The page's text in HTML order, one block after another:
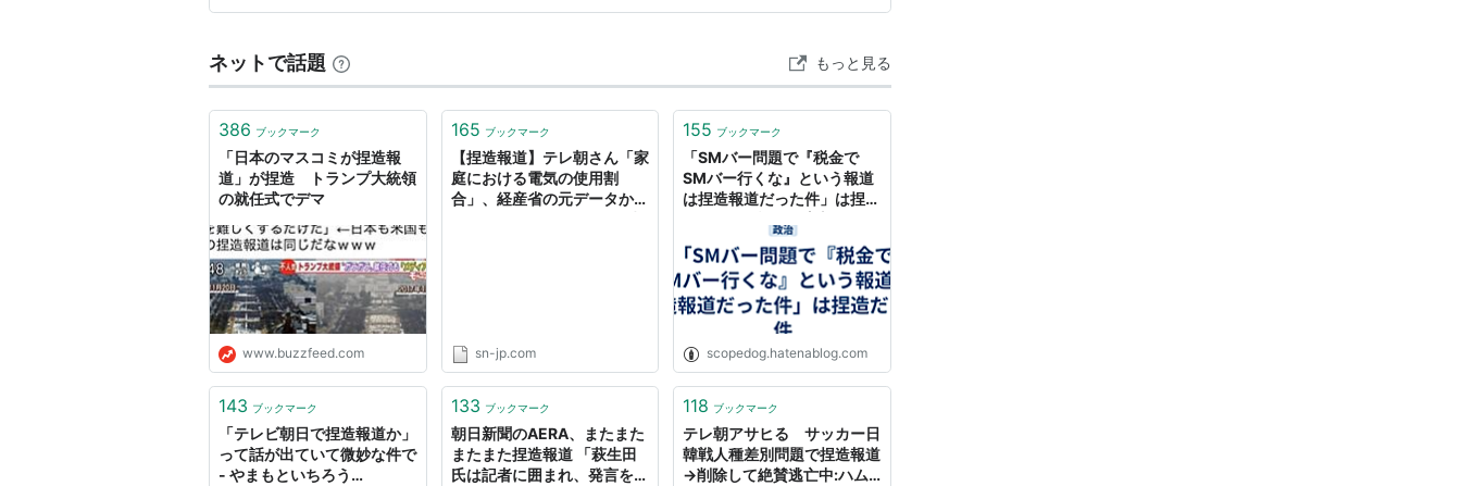
形式的な側面を指摘することで、政治参加の本気…
ネットで話題 もっと見る
386 ブックマーク
「日本のマスコミが捏造報
道」が捏造 トランプ大統領
の就任式でデマ
www.buzzfeed.com
165 ブックマーク
【捏造報道】テレ朝さん「家
庭における電気の使用割
合」、経産省の元データから
sn-jp.com
155 ブックマーク
「SMバー問題で『税金で
SMバー行くな』という報道
は捏造報道だった件」は捏造
scopedog.hatenablog.com
143 ブックマーク
「テレビ朝日で捏造報道か」
って話が出ていて微妙な件で
- やまもといちろう
133 ブックマーク
朝日新聞のAERA、またまた
またまた捏造報道 「萩生田
氏は記者に囲まれ、発言を求
118 ブックマーク
テレ朝アサヒる サッカー日
韓戦人種差別問題で捏造報道
→削除して絶賛逃亡中:ハム